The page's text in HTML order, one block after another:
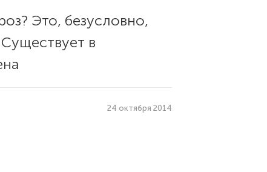
Это, безусловно,
в
24 октября 2014